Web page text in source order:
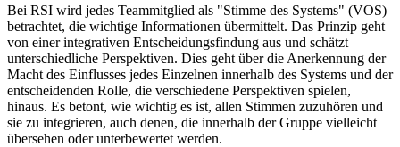
Bei RSI wird jedes Teammitglied als "Stimme des Systems" (VOS)
betrachtet, die wichtige Informationen übermittelt. Das Prinzip geht
von einer integrativen Entscheidungsfindung aus und schätzt
unterschiedliche Perspektiven. Dies geht über die Anerkennung der
Macht des Einflusses jedes Einzelnen innerhalb des Systems und der
entscheidenden Rolle, die verschiedene Perspektiven spielen,
hinaus. Es betont, wie wichtig es ist, allen Stimmen zuzuhören und
sie zu integrieren, auch denen, die innerhalb der Gruppe vielleicht
übersehen oder unterbewertet werden.